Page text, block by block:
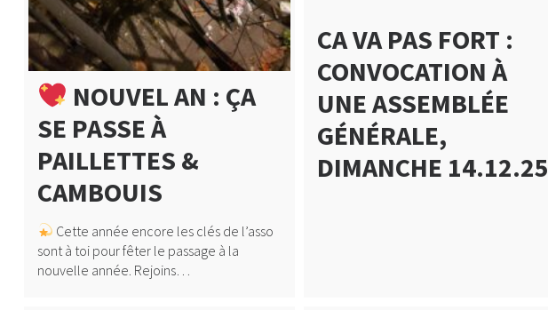
NOUVEL AN : ÇA
SE PASSE À
PAILLETTES &
CAMBOUIS
Cette année encore les clés de l’asso
sont à toi pour fêter le passage à la
nouvelle année. Rejoins…
CA VA PAS FORT :
CONVOCATION À
UNE ASSEMBLÉE
GÉNÉRALE,
DIMANCHE 14.12.25